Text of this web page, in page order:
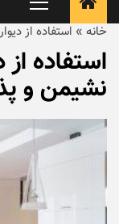
منوی
اصلی
خانه » استفاده از
استفاده
نشیمن و